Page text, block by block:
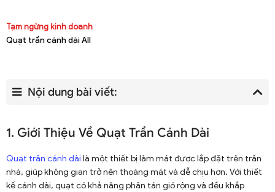
Tạm ngừng kinh doanh
Quạt trần cánh dài All
Nội dung bài viết:
1. Giới Thiệu Về Quạt Trần Cánh Dài
Quạt trần cánh dài là một thiết bị làm mát được lắp đặt trên trần
nhà, giúp không gian trở nên thoáng mát và dễ chịu hơn. Với thiết
kế cánh dài, quạt có khả năng phân tán gió rộng và đều khắp